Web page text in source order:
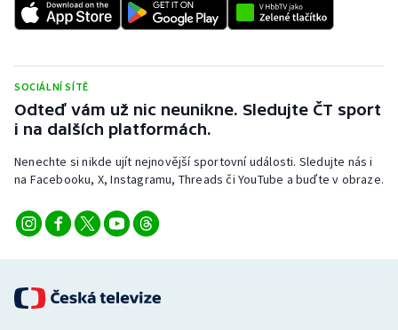
Stolní tenis
Triatlon
Veslování
Vodní slalom
Volejbal
Ostatní
SOCIÁLNÍ SÍTĚ
Odteď vám už nic neunikne. Sledujte ČT sport
i na dalších platformách.
Nenechte si nikde ujít nejnovější sportovní události. Sledujte nás i
na Facebooku, X, Instagramu, Threads či YouTube a buďte v obraze.